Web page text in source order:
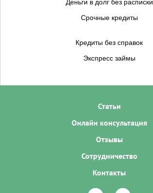
Деньги в долг без расписки
Срочные кредиты
Кредиты без справок
Экспресс займы
Статьи
Онлайн консультация
Отзывы
Сотрудничество
Контакты